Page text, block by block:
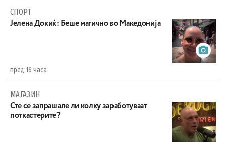
СПОРТ
Јелена Докиќ: Беше магично во Македонија
пред 16 часа
МАГАЗИН
Сте се запрашале ли колку заработуваат
поткастерите?